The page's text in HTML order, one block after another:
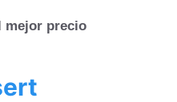
mejor precio